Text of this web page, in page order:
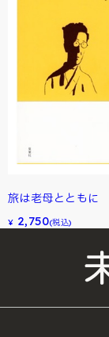
旅は老母とともに
¥ 2,750(税込)